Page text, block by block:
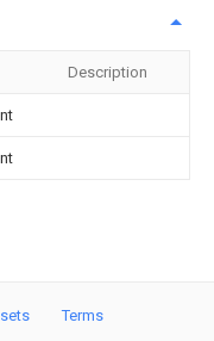
Description
Terms